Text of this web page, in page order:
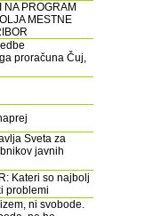
NA PROGRAM
MESTNE
proračuna Čuj,
Sveta za
javnih
Kateri so najbolj
problemi
ni svobode.